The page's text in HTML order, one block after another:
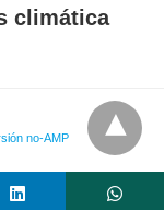
climática
no-AMP